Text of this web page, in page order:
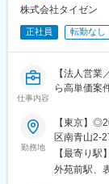
株式会社タイゼン
正社員 転勤なし
仕事内容
【法人営
ら高単価案
勤務地
【東京】
区南青山2-
2026年5月
気持ちよく
【最寄り駅】
外苑前駅、